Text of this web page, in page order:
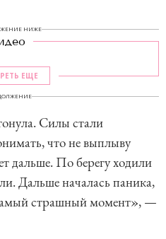
НИЖЕ
ЕЩЕ
Силы стали
что не выплыву
дальше. По берегу ходили
Дальше началась паника,
страшный момент», —